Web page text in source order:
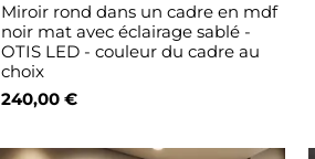
Miroir rond dans un cadre en mdf
noir mat avec éclairage sablé -
OTIS LED - couleur du cadre au
choix
240,00 €